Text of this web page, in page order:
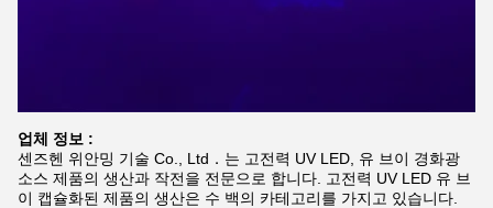
업체 정보 :
센즈헨 위안밍 기술 Co., Ltd．는 고전력 UV LED, 유 브이 경화광
소스 제품의 생산과 작전을 전문으로 합니다. 고전력 UV LED 유 브
이 캡슐화된 제품의 생산은 수 백의 카테고리를 가지고 있습니다.